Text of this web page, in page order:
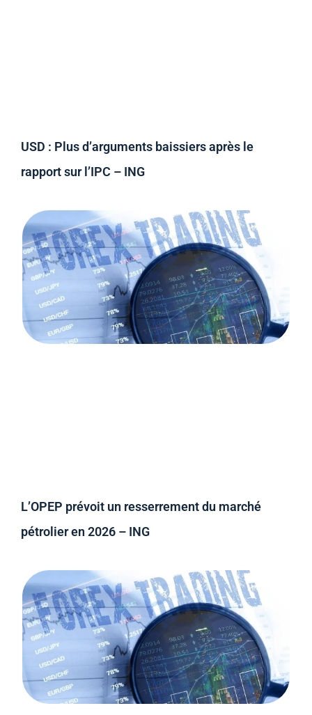
USD : Plus d’arguments baissiers après le
rapport sur l’IPC – ING
L’OPEP prévoit un resserrement du marché
pétrolier en 2026 – ING